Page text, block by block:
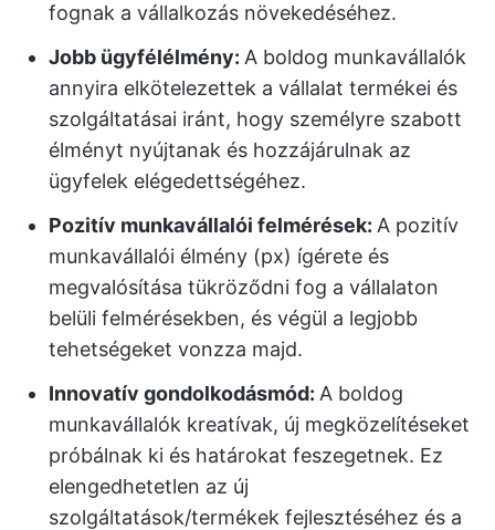
fognak a vállalkozás növekedéséhez.
Jobb ügyfélélmény: A boldog munkavállalók
annyira elkötelezettek a vállalat termékei és
szolgáltatásai iránt, hogy személyre szabott
élményt nyújtanak és hozzájárulnak az
ügyfelek elégedettségéhez.
Pozitív munkavállalói felmérések: A pozitív
munkavállalói élmény (px) ígérete és
megvalósítása tükröződni fog a vállalaton
belüli felmérésekben, és végül a legjobb
tehetségeket vonzza majd.
Innovatív gondolkodásmód: A boldog
munkavállalók kreatívak, új megközelítéseket
próbálnak ki és határokat feszegetnek. Ez
elengedhetetlen az új
szolgáltatások/termékek fejlesztéséhez és a